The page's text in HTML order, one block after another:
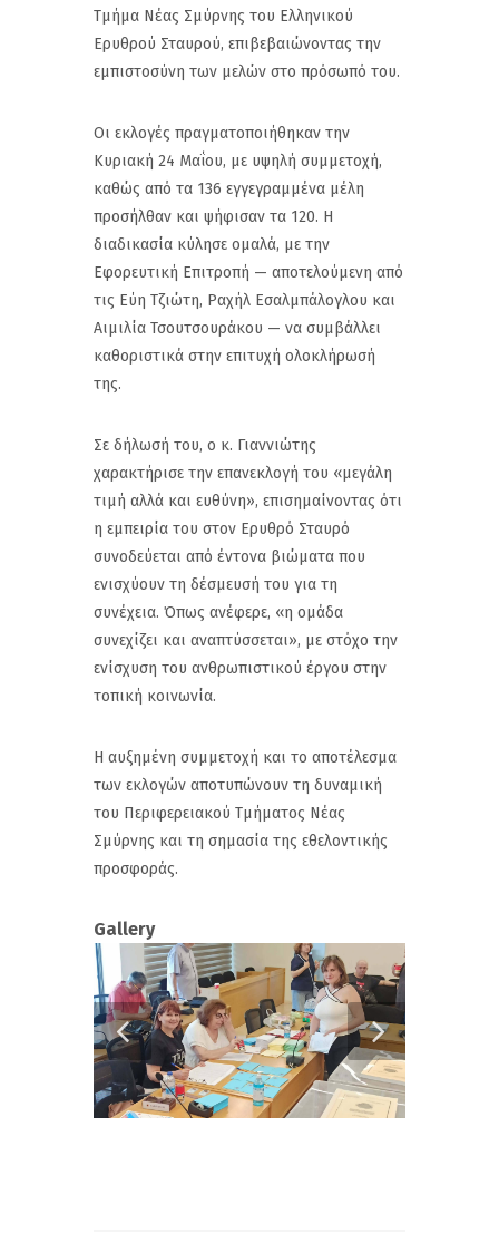
Τμήμα Νέας Σμύρνης του Ελληνικού
Ερυθρού Σταυρού, επιβεβαιώνοντας την
εμπιστοσύνη των μελών στο πρόσωπό του.
Οι εκλογές πραγματοποιήθηκαν την
Κυριακή 24 Μαΐου, με υψηλή συμμετοχή,
καθώς από τα 136 εγγεγραμμένα μέλη
προσήλθαν και ψήφισαν τα 120. Η
διαδικασία κύλησε ομαλά, με την
Εφορευτική Επιτροπή — αποτελούμενη από
τις Εύη Τζιώτη, Ραχήλ Εσαλμπάλογλου και
Αιμιλία Τσουτσουράκου — να συμβάλλει
καθοριστικά στην επιτυχή ολοκλήρωσή
της.
Σε δήλωσή του, ο κ. Γιαννιώτης
χαρακτήρισε την επανεκλογή του «μεγάλη
τιμή αλλά και ευθύνη», επισημαίνοντας ότι
η εμπειρία του στον Ερυθρό Σταυρό
συνοδεύεται από έντονα βιώματα που
ενισχύουν τη δέσμευσή του για τη
συνέχεια. Όπως ανέφερε, «η ομάδα
συνεχίζει και αναπτύσσεται», με στόχο την
ενίσχυση του ανθρωπιστικού έργου στην
τοπική κοινωνία.
Η αυξημένη συμμετοχή και το αποτέλεσμα
των εκλογών αποτυπώνουν τη δυναμική
του Περιφερειακού Τμήματος Νέας
Σμύρνης και τη σημασία της εθελοντικής
προσφοράς.
Gallery